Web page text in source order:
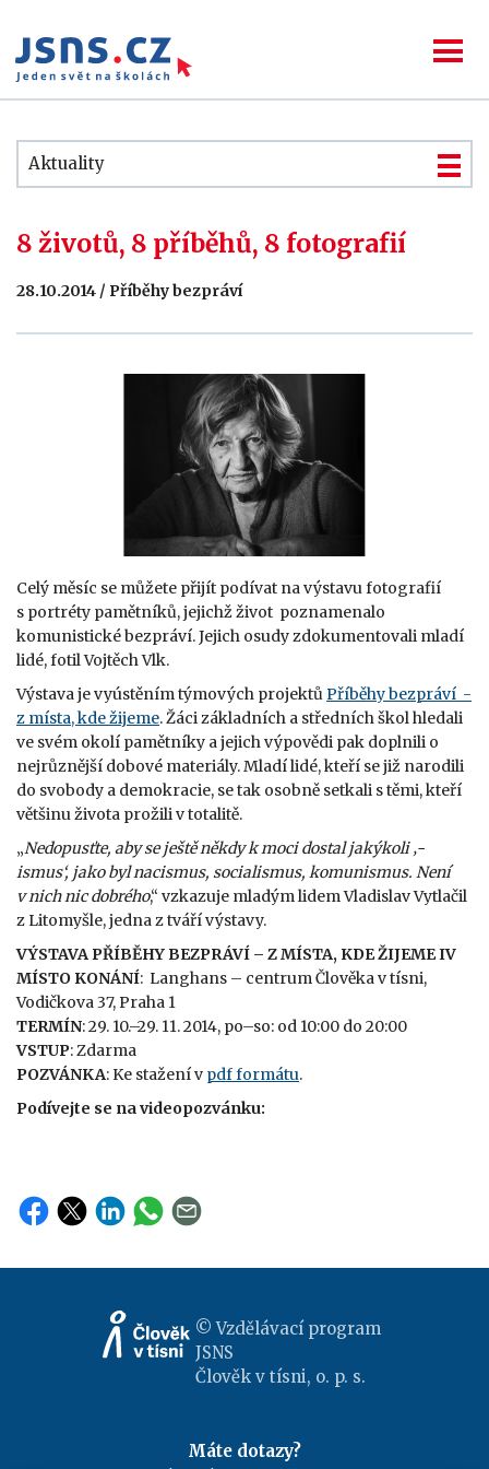
Aktuality
8 životů, 8 příběhů, 8 fotografií
28.10.2014 / Příběhy bezpráví
Celý měsíc se můžete přijít podívat na výstavu fotografií
s portréty pamětníků, jejichž život poznamenalo
komunistické bezpráví. Jejich osudy zdokumentovali mladí
lidé, fotil Vojtěch Vlk.
Výstava je vyústěním týmových projektůPříběhy bezpráví -
z místa, kde žijeme. Žáci základních a středních škol hledali
ve svém okolí pamětníky a jejich výpovědi pak doplnili o
nejrůznější dobové materiály. Mladí lidé, kteří se již narodili
do svobody a demokracie, se tak osobně setkali s těmi, kteří
většinu života prožili v totalitě.
„Nedopusťte, aby se ještě někdy k moci dostal jakýkoli ‚-
ismus‘, jako byl nacismus, socialismus, komunismus. Není
v nich nic dobrého,“ vzkazuje mladým lidem Vladislav Vytlačil
z Litomyšle, jedna z tváří výstavy.
VÝSTAVA PŘÍBĚHY BEZPRÁVÍ – Z MÍSTA, KDE ŽIJEME IV
MÍSTO KONÁNÍ: Langhans – centrum Člověka v tísni,
Vodičkova 37, Praha 1
TERMÍN: 29. 10.–29. 11. 2014, po–so: od 10:00 do 20:00
VSTUP: Zdarma
POZVÁNKA: Ke stažení v pdf formátu.
Podívejte se na videopozvánku:
© Vzdělávací program
JSNS
Člověk v tísni, o. p. s.
Máte dotazy?